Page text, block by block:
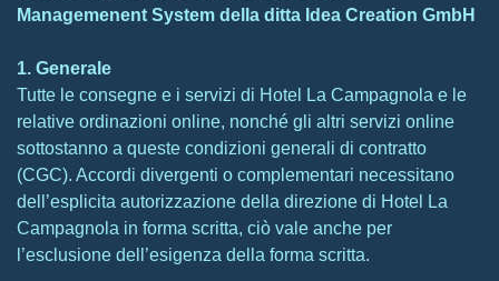
Managemenent System della ditta Idea Creation GmbH
1. Generale
Tutte le consegne e i servizi di Hotel La Campagnola e le
relative ordinazioni online, nonché gli altri servizi online
sottostanno a queste condizioni generali di contratto
(CGC). Accordi divergenti o complementari necessitano
dell’esplicita autorizzazione della direzione di Hotel La
Campagnola in forma scritta, ciò vale anche per
l’esclusione dell’esigenza della forma scritta.